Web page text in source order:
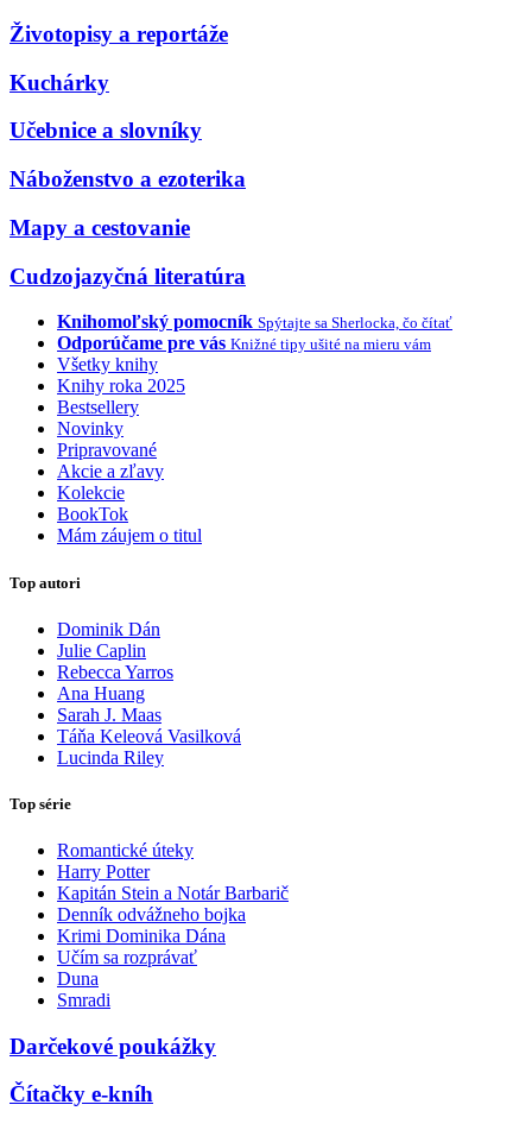
Životopisy a reportáže
Kuchárky
Učebnice a slovníky
Náboženstvo a ezoterika
Mapy a cestovanie
Cudzojazyčná literatúra
Knihomoľský pomocník Spýtajte sa Sherlocka, čo čítať
Odporúčame pre vás Knižné tipy ušité na mieru vám
Všetky knihy
Knihy roka 2025
Bestsellery
Novinky
Pripravované
Akcie a zľavy
Kolekcie
BookTok
Mám záujem o titul
Top autori
Dominik Dán
Julie Caplin
Rebecca Yarros
Ana Huang
Sarah J. Maas
Táňa Keleová Vasilková
Lucinda Riley
Top série
Romantické úteky
Harry Potter
Kapitán Stein a Notár Barbarič
Denník odvážneho bojka
Krimi Dominika Dána
Učím sa rozprávať
Duna
Smradi
Darčekové poukážky
Čítačky e-kníh